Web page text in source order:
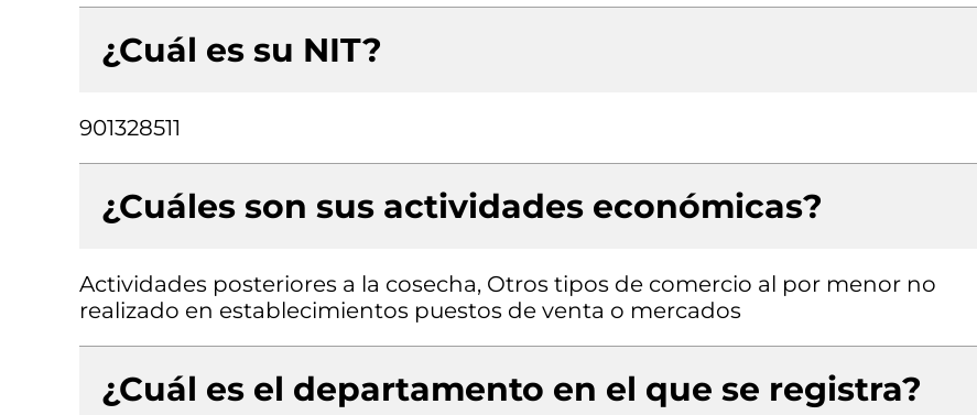
¿Cuál es su NIT?
901328511
¿Cuáles son sus actividades económicas?
Actividades posteriores a la cosecha, Otros tipos de comercio al por menor no
realizado en establecimientos puestos de venta o mercados
¿Cuál es el departamento en el que se registra?